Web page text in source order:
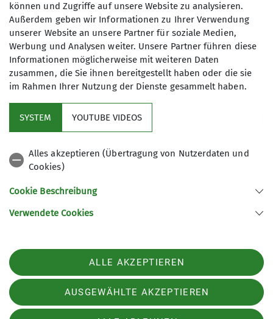
anna.dressel@dav-obererneckar.de oder 07423
9574030
78628 Rottweil
Telefon +4974129026611
können und Zugriffe auf unsere Website zu analysieren.
Außerdem geben wir Informationen zu Ihrer Verwendung
unserer Website an unsere Partner für soziale Medien,
Werbung und Analysen weiter. Unsere Partner führen diese
Informationen möglicherweise mit weiteren Daten
zusammen, die Sie ihnen bereitgestellt haben oder die sie
im Rahmen Ihrer Nutzung der Dienste gesammelt haben.
SYSTEM YOUTUBE VIDEOS
Alles akzeptieren (Übertragung von Nutzerdaten und
Cookies)
Cookie Beschreibung
Verwendete Cookies
ALLE AKZEPTIEREN
AUSGEWÄHLTE AKZEPTIEREN